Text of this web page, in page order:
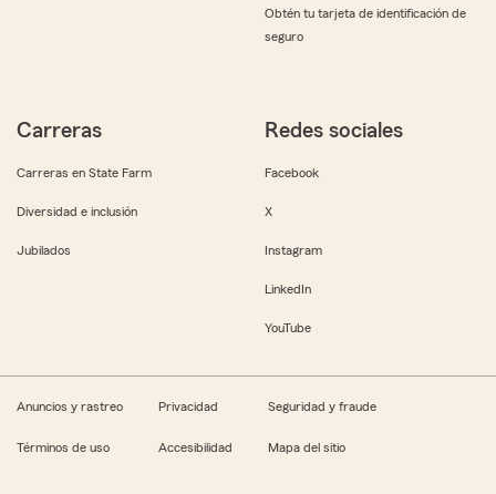
Obtén tu tarjeta de identificación de
seguro
Carreras
Carreras en State Farm
Diversidad e inclusión
Jubilados
Redes sociales
Facebook
X
Instagram
LinkedIn
YouTube
Anuncios y rastreo Privacidad Seguridad y fraude
Términos de uso Accesibilidad Mapa del sitio